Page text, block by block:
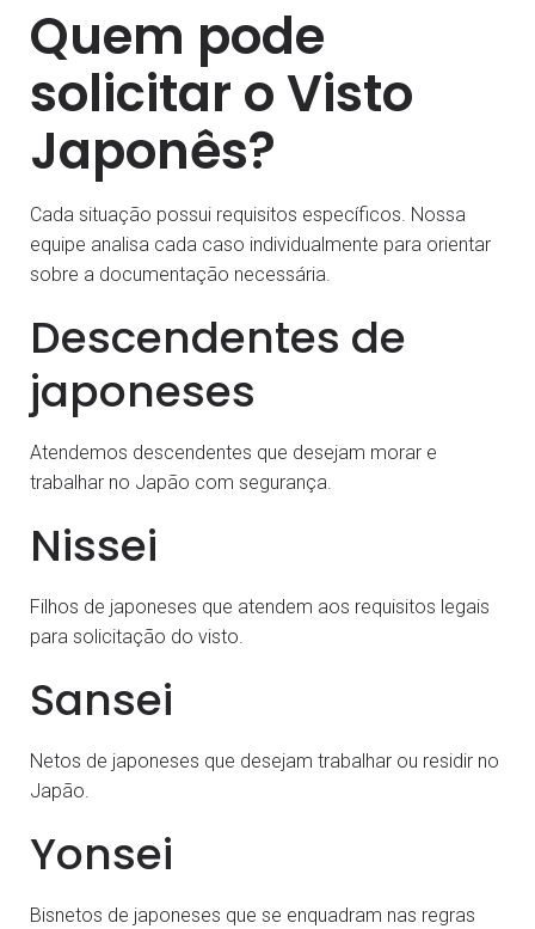
Quem pode
solicitar o Visto
Japonês?
Cada situação possui requisitos específicos. Nossa
equipe analisa cada caso individualmente para orientar
sobre a documentação necessária.
Descendentes de
japoneses
Atendemos descendentes que desejam morar e
trabalhar no Japão com segurança.
Nissei
Filhos de japoneses que atendem aos requisitos legais
para solicitação do visto.
Sansei
Netos de japoneses que desejam trabalhar ou residir no
Japão.
Yonsei
Bisnetos de japoneses que se enquadram nas regras